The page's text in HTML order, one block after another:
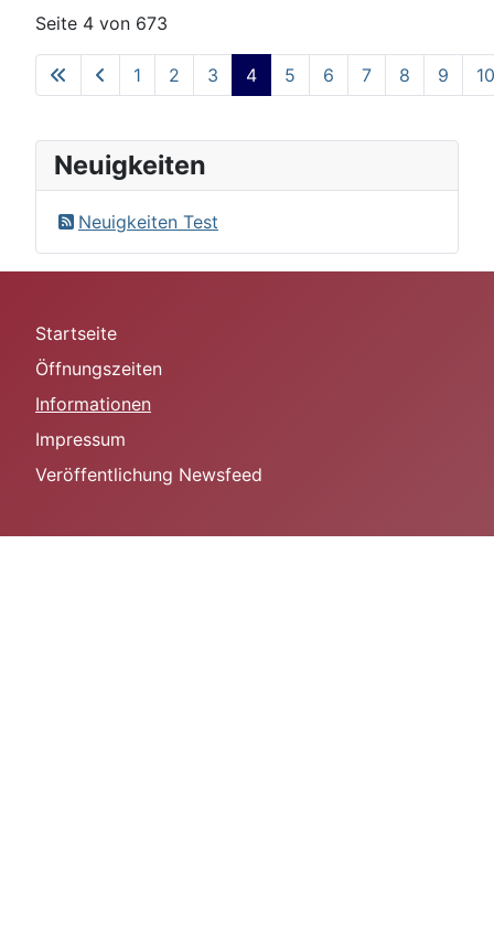
Seite 4 von 673
1 2 3 4 5 6 7 8 9 10
Neuigkeiten
Neuigkeiten Test
Startseite
Öffnungszeiten
Informationen
Impressum
Veröffentlichung Newsfeed